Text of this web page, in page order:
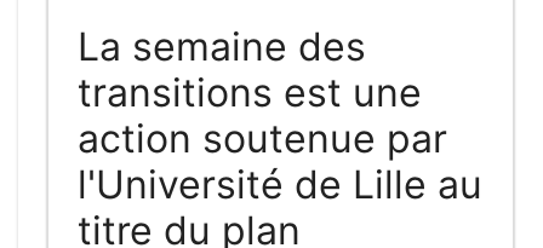
La semaine des
transitions est une
action soutenue par
l'Université de Lille au
titre du plan